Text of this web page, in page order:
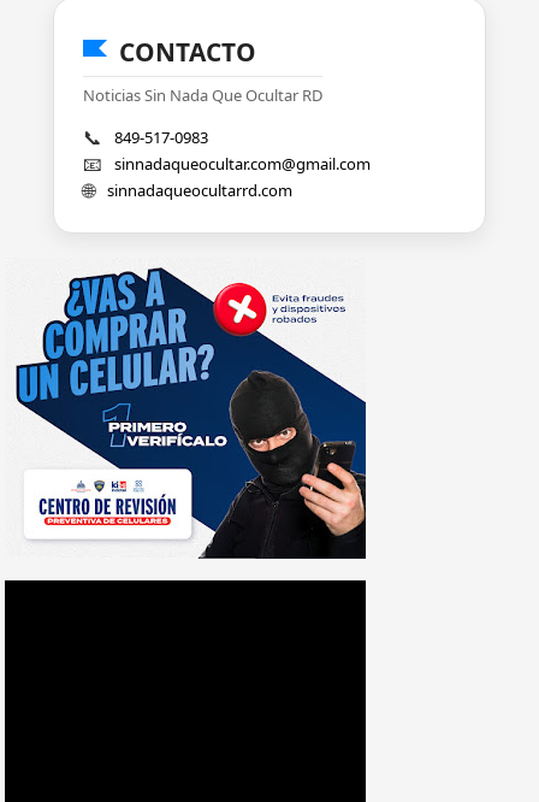
CONTACTO
Noticias Sin Nada Que Ocultar RD
📞 849-517-0983
📧 sinnadaqueocultar.com@gmail.com
🌐 sinnadaqueocultarrd.com